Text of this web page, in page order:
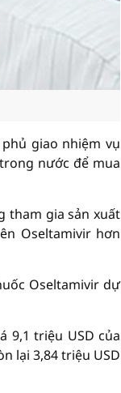
giao nhiệm vụ
nước để mua
tham gia sản xuất
Oseltamivir hơn
Oseltamivir dự
9,1 triệu USD của
lại 3,84 triệu USD